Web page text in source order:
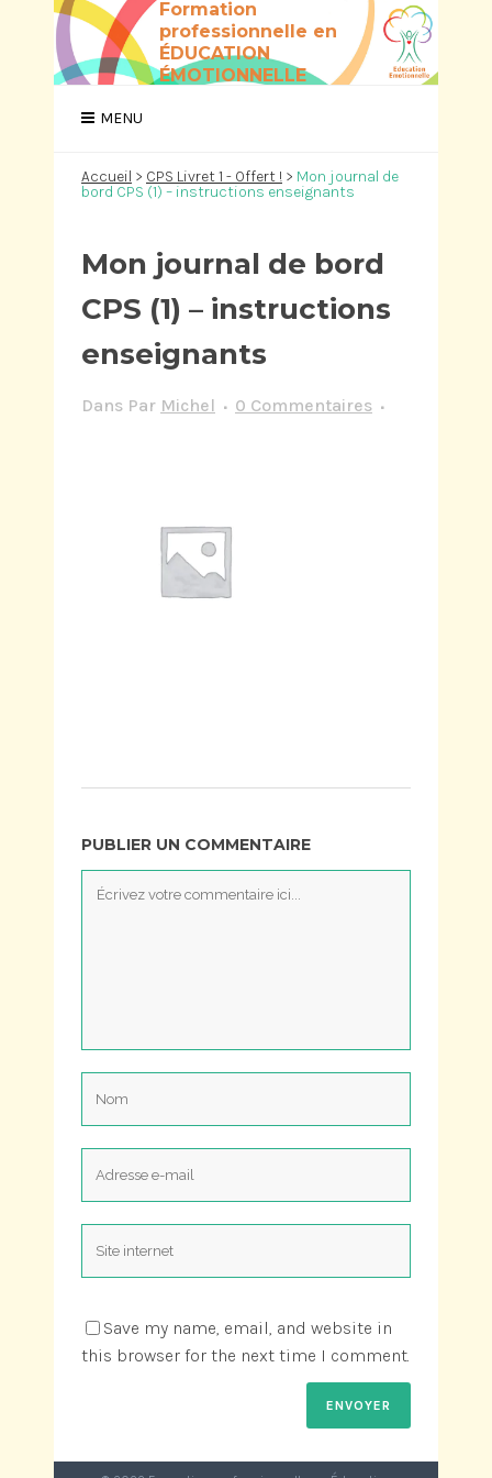
Formation
professionnelle en
ÉDUCATION
ÉMOTIONNELLE
Accueil > CPS Livret 1 - Offert ! > Mon journal de
bord CPS (1) – instructions enseignants
Mon journal de bord
CPS (1) – instructions
enseignants
Dans Par Michel 0 Commentaires
PUBLIER UN COMMENTAIRE
Save my name, email, and website in
this browser for the next time I comment.